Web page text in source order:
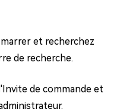
et recherchez
de recherche.
de commande et